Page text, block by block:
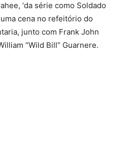
‘da série como Soldado
cena no refeitório do
junto com Frank John
“Wild Bill” Guarnere.